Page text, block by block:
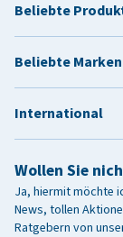
Wollen Sie
Ja, hiermit möchte
News, tollen
Ratgebern von
Beliebte
Beliebte Marken
International